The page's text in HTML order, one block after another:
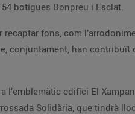
botigues Bonpreu i Esclat.
fons, com
conjuntament, han contribuït
edifici El
Solidària, que tindrà